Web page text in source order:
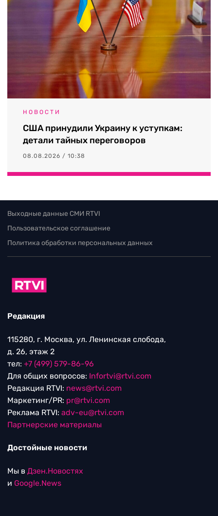
НОВОСТИ
США принудили Украину к уступкам:
детали тайных переговоров
08.08.2026 / 10:38
Выходные данные СМИ RTVI
Пользовательское соглашение
Политика обработки персональных данных
Редакция
115280, г. Москва, ул. Ленинская слобода,
д. 26, этаж 2
тел: +7 (499) 579-86-96
Для общих вопросов: Infortvi@rtvi.com
Редакция RTVI: news@rtvi.com
Маркетинг/PR: pr@rtvi.com
Реклама RTVI: adv-eu@rtvi.com
Партнерские материалы
Достойные новости
Мы в Дзен.Новостях
и Google.News